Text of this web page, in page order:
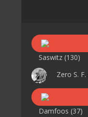
Saswitz (130)
Zero S. F.
Damfoos (37)